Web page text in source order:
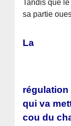
Tandis que
sa partie
La
régulation
qui va
cou du